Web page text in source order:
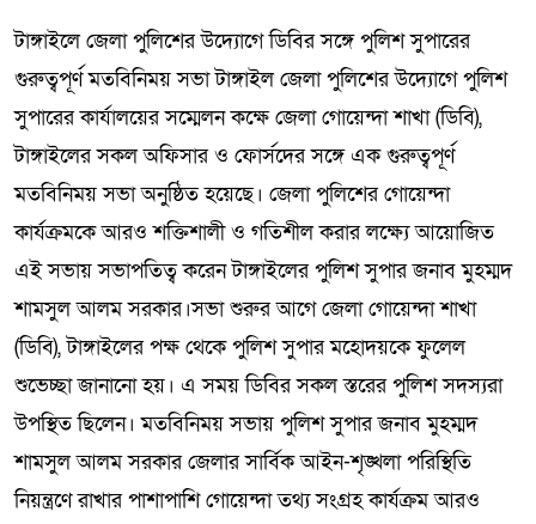
টাঙ্গাইলে জেলা পুলিশের উদ্যোগে ডিবির সঙ্গে পুলিশ সুপারের
গুরুত্বপূর্ণ মতবিনিময় সভা টাঙ্গাইল জেলা পুলিশের উদ্যোগে পুলিশ
সুপারের কার্যালয়ের সম্মেলন কক্ষে জেলা গোয়েন্দা শাখা (ডিবি),
টাঙ্গাইলের সকল অফিসার ও ফোর্সদের সঙ্গে এক গুরুত্বপূর্ণ
মতবিনিময় সভা অনুষ্ঠিত হয়েছে। জেলা পুলিশের গোয়েন্দা
কার্যক্রমকে আরও শক্তিশালী ও গতিশীল করার লক্ষ্যে আয়োজিত
এই সভায় সভাপতিত্ব করেন টাঙ্গাইলের পুলিশ সুপার জনাব মুহম্মদ
শামসুল আলম সরকার।সভা শুরুর আগে জেলা গোয়েন্দা শাখা
(ডিবি), টাঙ্গাইলের পক্ষ থেকে পুলিশ সুপার মহোদয়কে ফুলেল
শুভেচ্ছা জানানো হয়। এ সময় ডিবির সকল স্তরের পুলিশ সদস্যরা
উপস্থিত ছিলেন। মতবিনিময় সভায় পুলিশ সুপার জনাব মুহম্মদ
শামসুল আলম সরকার জেলার সার্বিক আইন-শৃঙ্খলা পরিস্থিতি
নিয়ন্ত্রণে রাখার পাশাপাশি গোয়েন্দা তথ্য সংগ্রহ কার্যক্রম আরও